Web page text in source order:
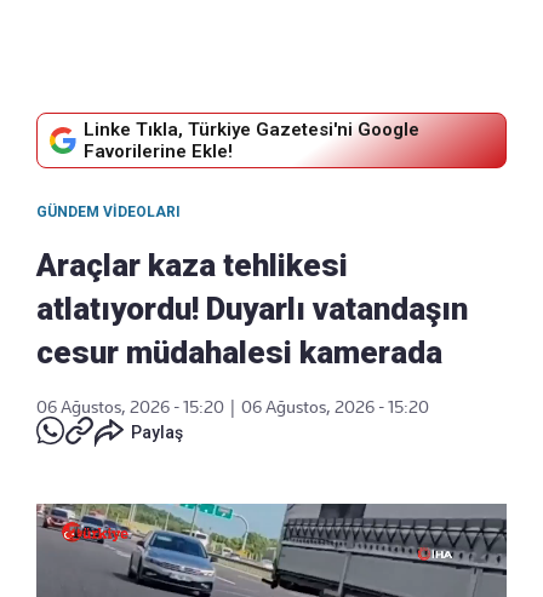
Linke Tıkla, Türkiye Gazetesi'ni Google
Favorilerine Ekle!
GÜNDEM VIDEOLARI
Araçlar kaza tehlikesi
atlatıyordu! Duyarlı vatandaşın
cesur müdahalesi kamerada
06 Ağustos, 2026 - 15:20 | 06 Ağustos, 2026 - 15:20
Paylaş